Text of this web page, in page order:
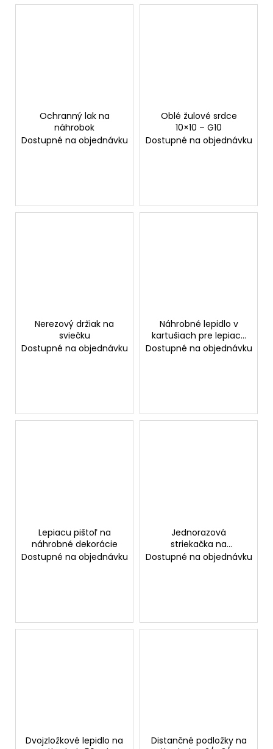
Ochranný lak na
náhrobok
Dostupné na objednávku
Oblé žulové srdce
10×10 – G10
Dostupné na objednávku
Nerezový držiak na
sviečku
Dostupné na objednávku
Náhrobné lepidlo v
kartušiach pre lepiacu
pištoľ
Dostupné na objednávku
Lepiacu pištoľ na
náhrobné dekorácie
Dostupné na objednávku
Jednorazová
striekačka na
náhrobok
Dostupné na objednávku
Dvojzložkové lepidlo na
Distančné podložky na